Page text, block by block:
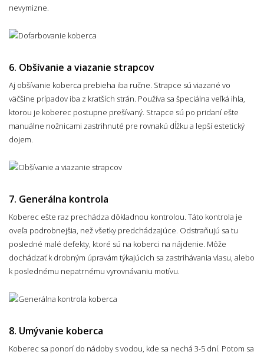
nevymizne.
6. Obšívanie a viazanie strapcov
Aj obšívanie koberca prebieha iba ručne. Strapce sú viazané vo
väčšine prípadov iba z kratších strán. Používa sa špeciálna veľká ihla,
ktorou je koberec postupne prešívaný. Strapce sú po pridaní ešte
manuálne nožnicami zastrihnuté pre rovnakú dĺžku a lepší estetický
dojem.
7. Generálna kontrola
Koberec ešte raz prechádza dôkladnou kontrolou. Táto kontrola je
oveľa podrobnejšia, než všetky predchádzajúce. Odstraňujú sa tu
posledné malé defekty, ktoré sú na koberci na nájdenie. Môže
dochádzať k drobným úpravám týkajúcich sa zastrihávania vlasu, alebo
k poslednému nepatrnému vyrovnávaniu motívu.
8. Umývanie koberca
Koberec sa ponorí do nádoby s vodou, kde sa nechá 3-5 dní. Potom sa